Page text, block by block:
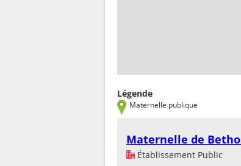
Légende
Maternelle publique
Maternelle de
Établissement Public